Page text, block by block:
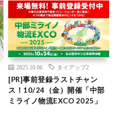
2025.10.06 タイアップ2
[PR]事前登録ラストチャン
ス！10/24（金）開催「中部
ミライノ物流EXCO 2025」